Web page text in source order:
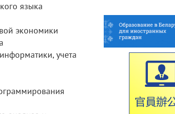
языка
экономики
учета